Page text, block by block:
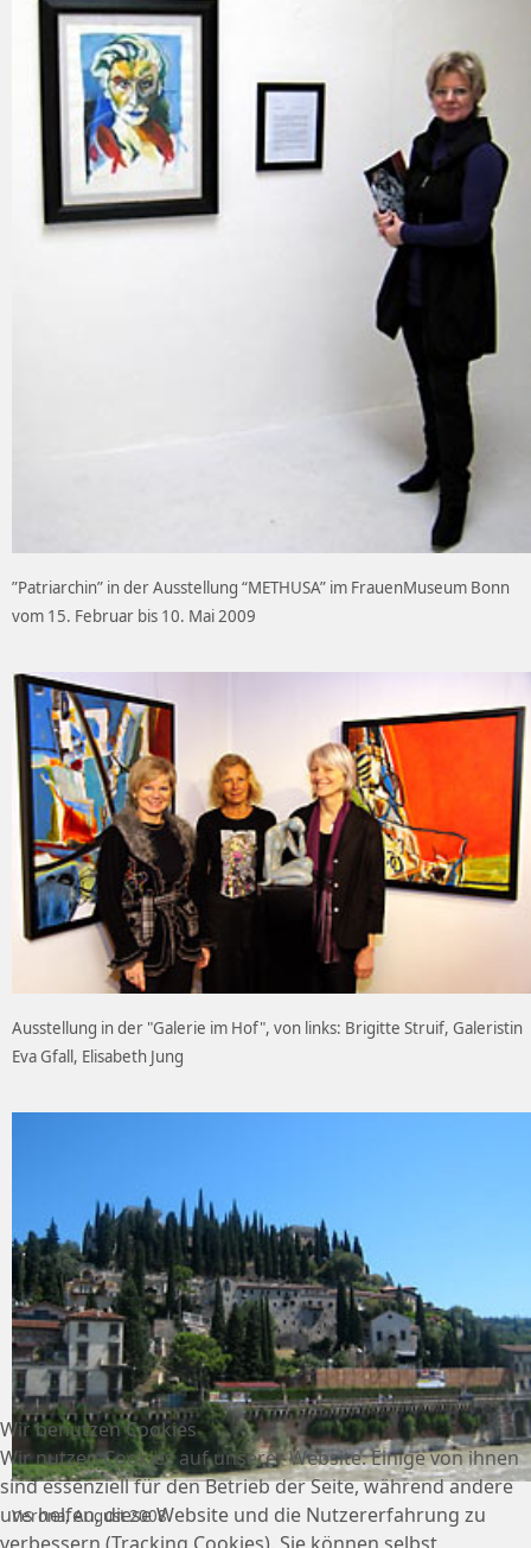
”Patriarchin” in der Ausstellung “METHUSA” im FrauenMuseum Bonn
vom 15. Februar bis 10. Mai 2009
Ausstellung in der "Galerie im Hof", von links: Brigitte Struif, Galeristin
Eva Gfall, Elisabeth Jung
Verona, August 2008
Wir benutzen Cookies
Wir nutzen Cookies auf unserer Website. Einige von ihnen
sind essenziell für den Betrieb der Seite, während andere
uns helfen, diese Website und die Nutzererfahrung zu